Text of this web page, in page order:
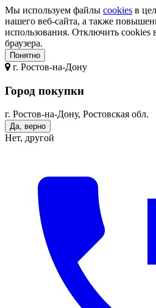
Мы используем файлы cookies в
нашего веб-сайта, а также
использования. Отключить cookies
браузера.
Понятно
г. Ростов-на-Дону
Город покупки
г. Ростов-на-Дону, Ростовская обл.
Да, верно
Нет, другой